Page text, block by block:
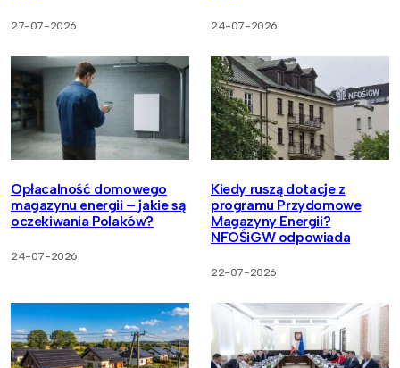
27-07-2026 24-07-2026
Opłacalność domowego
magazynu energii – jakie są
oczekiwania Polaków?
24-07-2026
Kiedy ruszą dotacje z
programu Przydomowe
Magazyny Energii?
NFOŚiGW odpowiada
22-07-2026